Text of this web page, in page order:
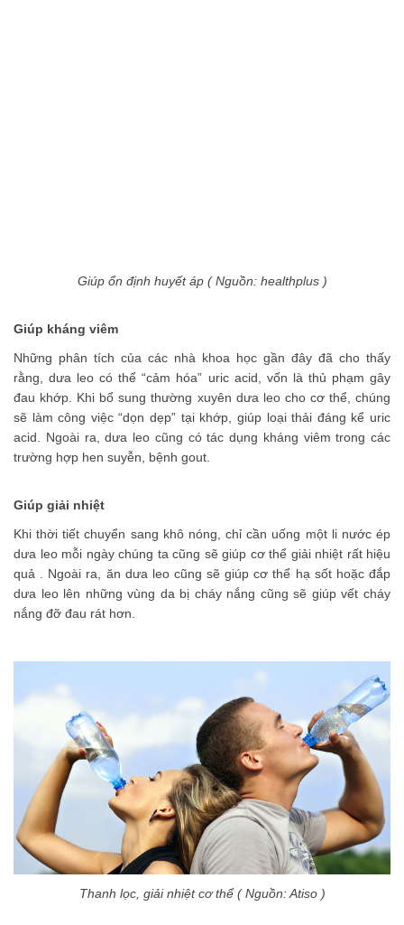
Giúp ổn định huyết áp ( Nguồn: healthplus )
Giúp kháng viêm
Những phân tích của các nhà khoa học gần đây đã cho thấy
rằng, dưa leo có thể “cảm hóa” uric acid, vốn là thủ phạm gây
đau khớp. Khi bổ sung thường xuyên dưa leo cho cơ thể, chúng
sẽ làm công việc “dọn dẹp” tại khớp, giúp loại thải đáng kể uric
acid. Ngoài ra, dưa leo cũng có tác dụng kháng viêm trong các
trường hợp hen suyễn, bệnh gout.
Giúp giải nhiệt
Khi thời tiết chuyển sang khô nóng, chỉ cần uống một li nước ép
dưa leo mỗi ngày chúng ta cũng sẽ giúp cơ thể giải nhiệt rất hiệu
quả . Ngoài ra, ăn dưa leo cũng sẽ giúp cơ thể hạ sốt hoặc đắp
dưa leo lên những vùng da bị cháy nắng cũng sẽ giúp vết cháy
nắng đỡ đau rát hơn.
Thanh lọc, giải nhiệt cơ thể ( Nguồn: Atiso )